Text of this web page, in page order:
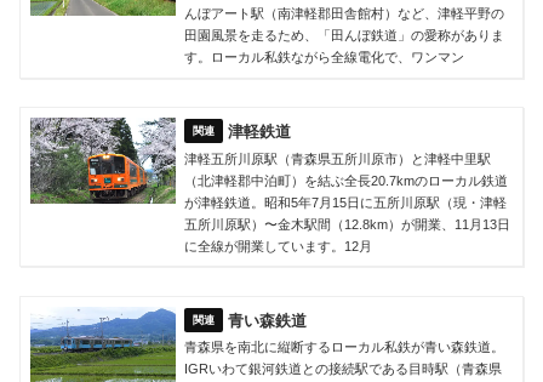
んぼアート駅（南津軽郡田舎館村）など、津軽平野の
田園風景を走るため、「田んぼ鉄道」の愛称がありま
す。ローカル私鉄ながら全線電化で、ワンマン
津軽鉄道
津軽五所川原駅（青森県五所川原市）と津軽中里駅
（北津軽郡中泊町）を結ぶ全長20.7kmのローカル鉄道
が津軽鉄道。昭和5年7月15日に五所川原駅（現・津軽
五所川原駅）〜金木駅間（12.8km）が開業、11月13日
に全線が開業しています。12月
青い森鉄道
青森県を南北に縦断するローカル私鉄が青い森鉄道。
IGRいわて銀河鉄道との接続駅である目時駅（青森県